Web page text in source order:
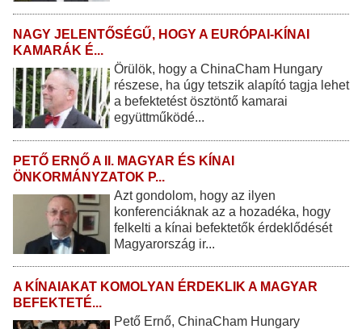
NAGY JELENTŐSÉGŰ, HOGY A EURÓPAI-KÍNAI
KAMARÁK É...
Örülök, hogy a ChinaCham Hungary
részese, ha úgy tetszik alapító tagja lehet
a befektetést ösztöntő kamarai
együttműködé...
PETŐ ERNŐ A II. MAGYAR ÉS KÍNAI
ÖNKORMÁNYZATOK P...
Azt gondolom, hogy az ilyen
konferenciáknak az a hozadéka, hogy
felkelti a kínai befektetők érdeklődését
Magyarország ir...
A KÍNAIAKAT KOMOLYAN ÉRDEKLIK A MAGYAR
BEFEKTETÉ...
Pető Ernő, ChinaCham Hungary